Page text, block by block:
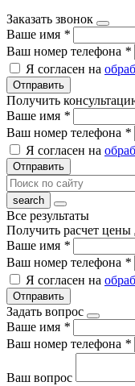
Заказать звонок
Ваше имя *
Ваш номер телефона *
Я согласен на
Отправить
Получить
Ваше имя *
Ваш номер телефона *
Я согласен на
Отправить
Все результаты
Получить расчет цены
Ваше имя *
Ваш номер телефона *
Я согласен на
Отправить
Задать вопрос
Ваше имя *
Ваш номер телефона *
Ваш вопрос